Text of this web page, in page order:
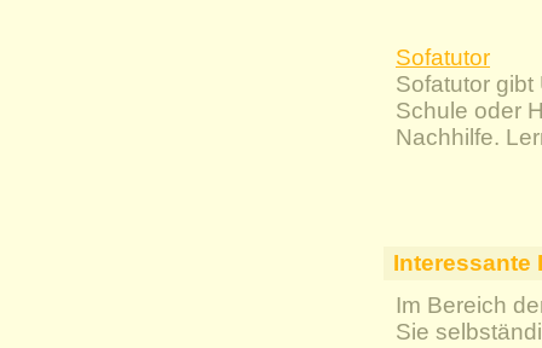
Sofatutor
Sofatutor
Schule oder
Nachhilfe.
Interessante
Im Bereich
Sie